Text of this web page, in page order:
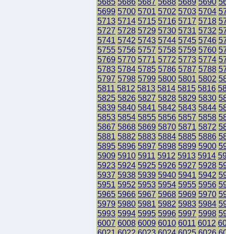
5699 5700 5701 5702 5703 5704
5713 5714 5715 5716 5717 5718
5727 5728 5729 5730 5731 5732
5741 5742 5743 5744 5745 5746
5755 5756 5757 5758 5759 5760
5769 5770 5771 5772 5773 5774
5783 5784 5785 5786 5787 5788
5797 5798 5799 5800 5801 5802
5811 5812 5813 5814 5815 5816
5825 5826 5827 5828 5829 5830
5839 5840 5841 5842 5843 5844
5853 5854 5855 5856 5857 5858
5867 5868 5869 5870 5871 5872
5881 5882 5883 5884 5885 5886
5895 5896 5897 5898 5899 5900
5909 5910 5911 5912 5913 5914
5923 5924 5925 5926 5927 5928
5937 5938 5939 5940 5941 5942
5951 5952 5953 5954 5955 5956
5965 5966 5967 5968 5969 5970
5979 5980 5981 5982 5983 5984
5993 5994 5995 5996 5997 5998
6007 6008 6009 6010 6011 6012